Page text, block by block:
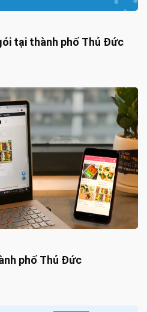
tại thành phố Thủ Đức
phố Thủ Đức